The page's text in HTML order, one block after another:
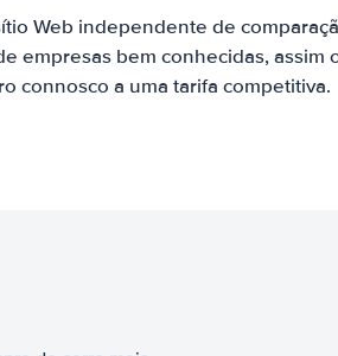
Web independente de
empresas bem conhecidas, assim
connosco a uma tarifa competitiva.